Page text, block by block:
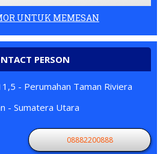
UNTUK MEMESAN
PERSON
- Perumahan Taman Riviera
- Sumatera Utara
08882200888